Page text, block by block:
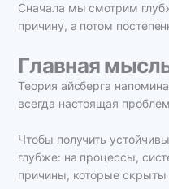
Сначала мы смотрим
причину, а потом
Главная
Теория айсберга
всегда настоящая
Чтобы получить
глубже: на процессы,
причины, которые скрыты